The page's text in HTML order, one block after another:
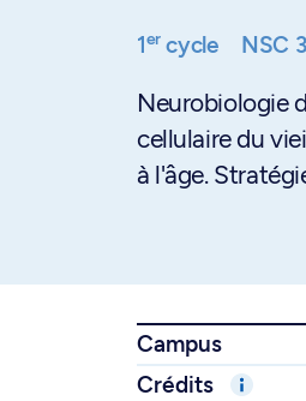
1ercycle NSC
Neurobiologie
cellulaire du
à l'âge.
Campus
Crédits